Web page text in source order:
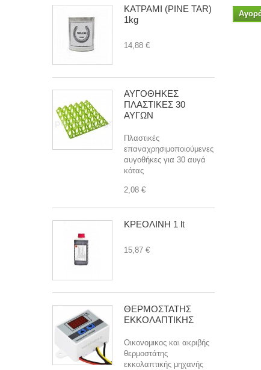
ΚΑΤΡΑΜΙ (PINE TAR)
1kg
14,88 €
ΑΥΓΟΘΗΚΕΣ
ΠΛΑΣΤΙΚΕΣ 30
ΑΥΓΩΝ
Πλαστικές
επαναχρησιμοποιούμενες
αυγοθήκες για 30 αυγά
κότας
2,08 €
ΚΡΕΟΛΙΝΗ 1 lt
15,87 €
ΘΕΡΜΟΣΤΑΤΗΣ
ΕΚΚΟΛΑΠΤΙΚΗΣ
Οικονομικος και ακριβής
θερμοστάτης
εκκολαπτικής μηχανής